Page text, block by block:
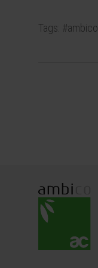
Tags: #ambico